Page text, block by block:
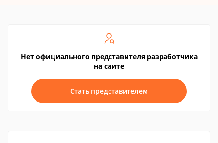
Нет официального представителя разработчика
на сайте
Стать представителем